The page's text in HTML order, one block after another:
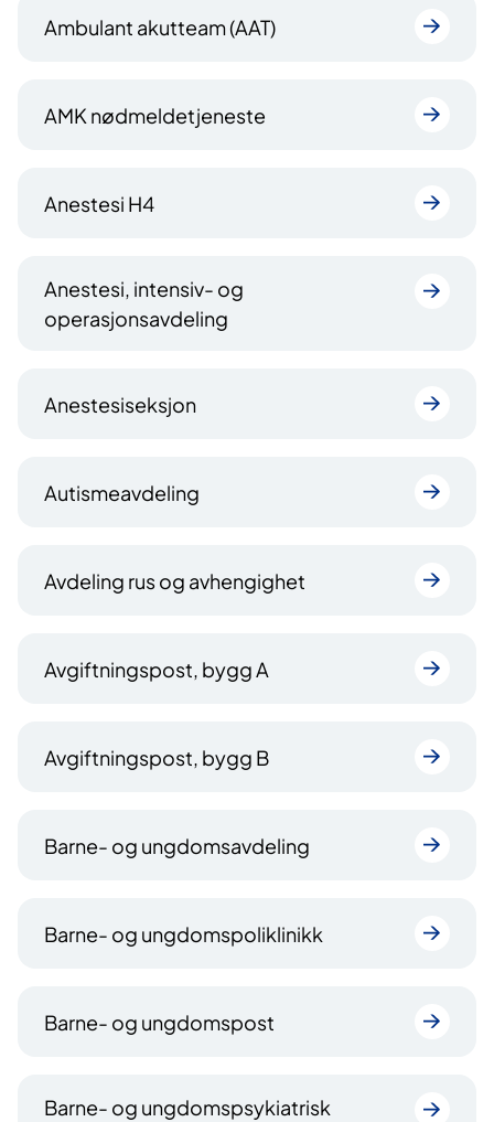
Ambulant akutteam (AAT)
AMK nødmeldetjeneste
Anestesi H4
Anestesi, intensiv- og
operasjonsavdeling
Anestesiseksjon
Autismeavdeling
Avdeling rus og avhengighet
Avgiftningspost, bygg A
Avgiftningspost, bygg B
Barne- og ungdomsavdeling
Barne- og ungdomspoliklinikk
Barne- og ungdomspost
Barne- og ungdomspsykiatrisk